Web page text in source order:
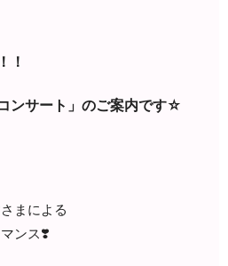
！
ンサート」のご案内です☆
まによる
ンス❣️